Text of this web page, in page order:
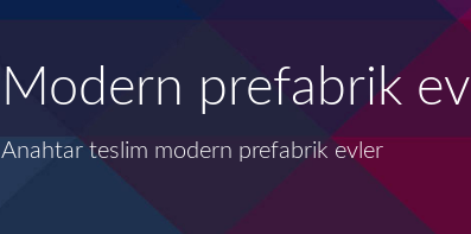
Modern prefabrik ev
Anahtar teslim modern prefabrik evler